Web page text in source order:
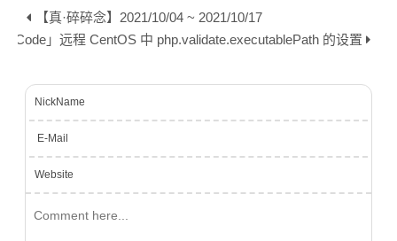
【真·碎碎念】2021/10/04 ~ 2021/10/17
」远程 CentOS 中 php.validate.executablePath 的设置
NickName
E-Mail
Website